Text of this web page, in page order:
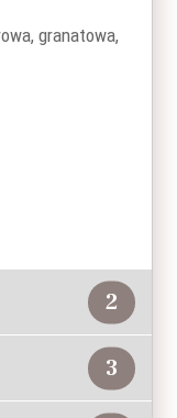
granatowa,
2
3